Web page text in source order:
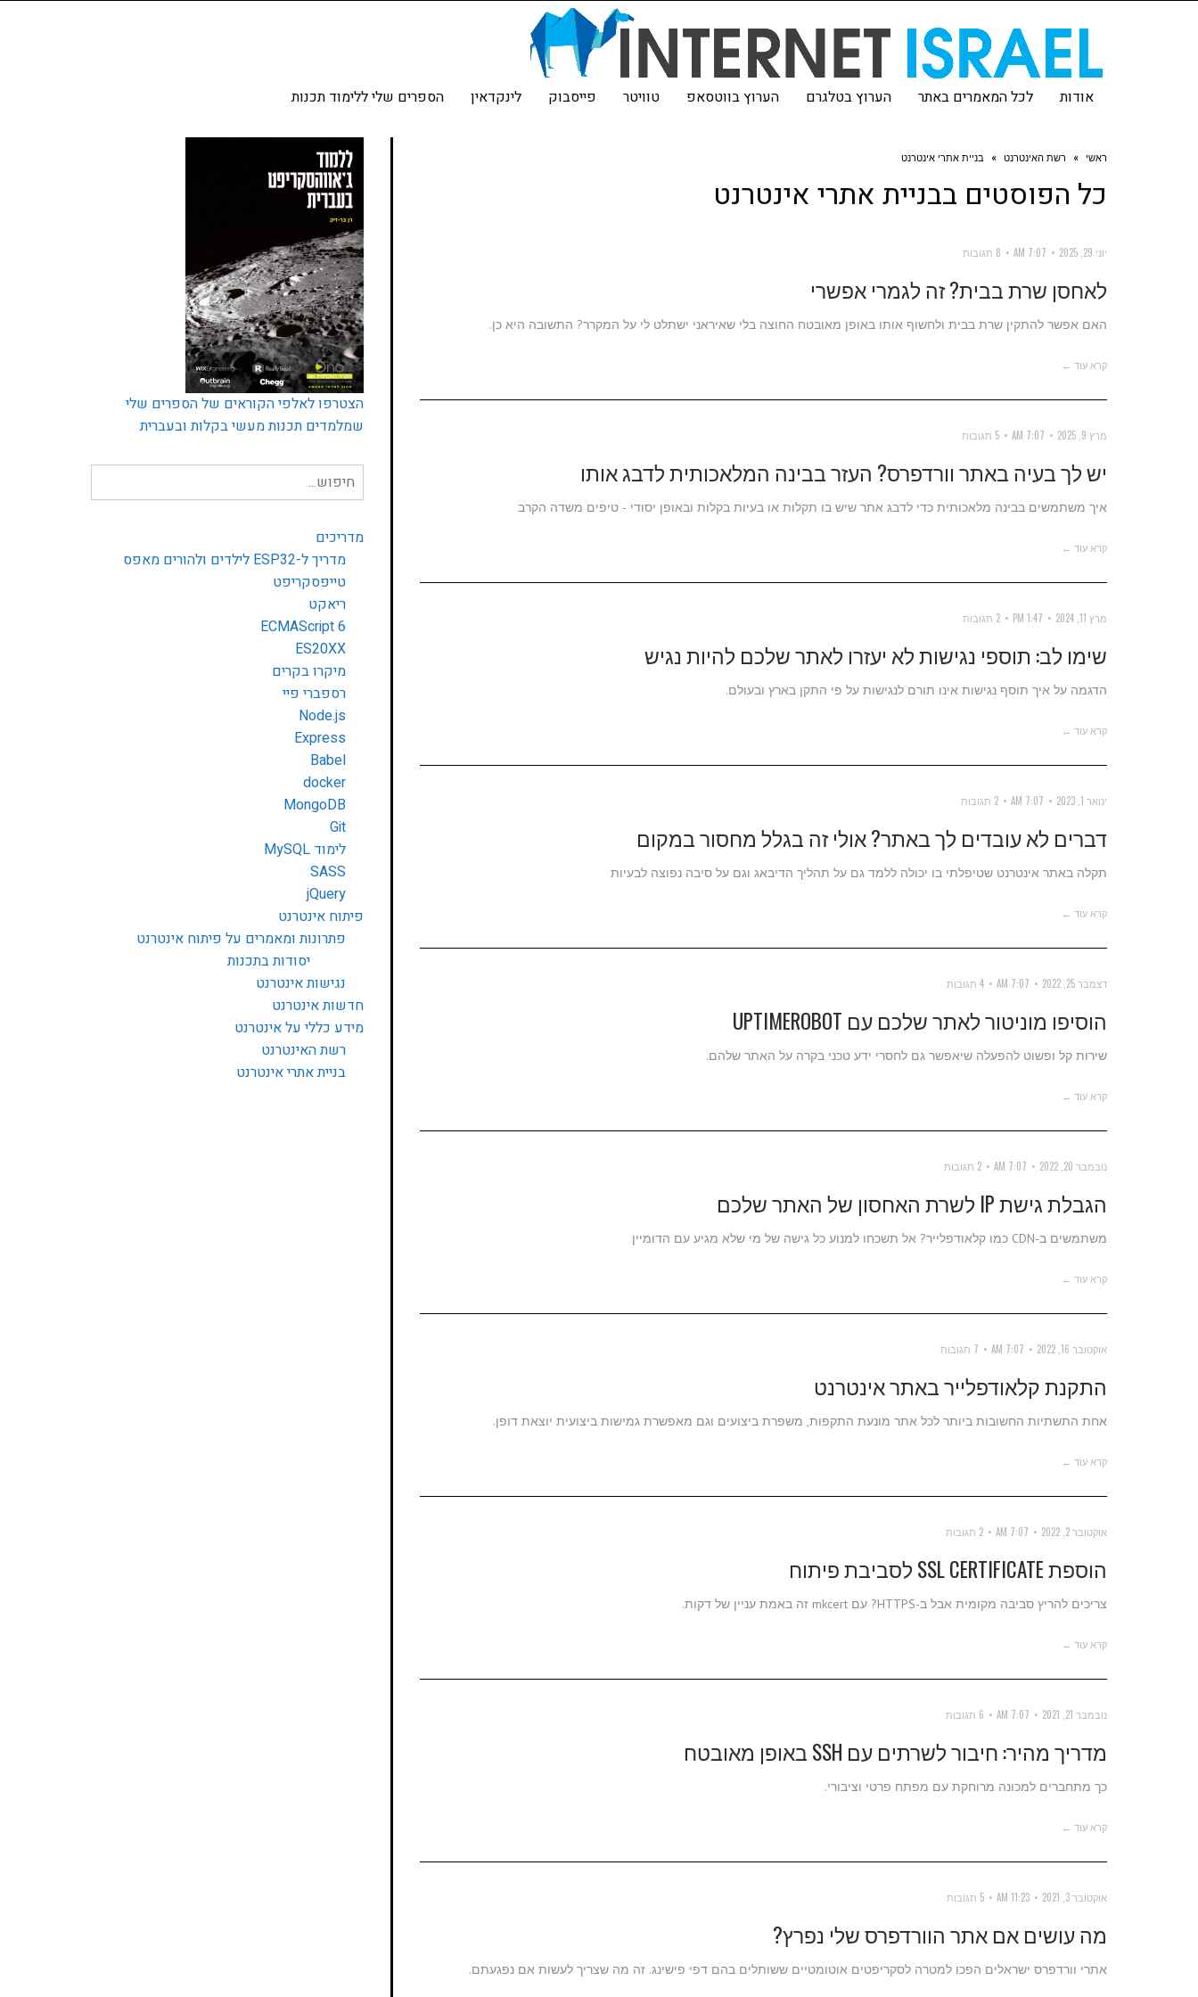
אודות לכל המאמרים באתר הערוץ בטלגרם הערוץ בווטסאפ טוויטר פייסבוק לינקדאין הספרים שלי ללימוד תכנות
ראשי » רשת האינטרנט » בניית אתרי אינטרנט
כל הפוסטים בבניית אתרי אינטרנט
יוני 29, 2025 7:07 AM 8 תגובות
לאחסן שרת בבית? זה לגמרי אפשרי
האם אפשר להתקין שרת בבית ולחשוף אותו באופן מאובטח החוצה בלי שאיראני ישתלט לי על המקרר? התשובה היא כן.
קרא עוד ←
מרץ 9, 2025 7:07 AM 5 תגובות
יש לך בעיה באתר וורדפרס? העזר בבינה המלאכותית לדבג אותו
איך משתמשים בבינה מלאכותית כדי לדבג אתר שיש בו תקלות או בעיות בקלות ובאופן יסודי - טיפים משדה הקרב
קרא עוד ←
מרץ 11, 2024 1:47 PM 2 תגובות
שימו לב: תוספי נגישות לא יעזרו לאתר שלכם להיות נגיש
הדגמה על איך תוסף נגישות אינו תורם לנגישות על פי התקן בארץ ובעולם.
קרא עוד ←
ינואר 1, 2023 7:07 AM 2 תגובות
דברים לא עובדים לך באתר? אולי זה בגלל מחסור במקום
תקלה באתר אינטרנט שטיפלתי בו יכולה ללמד גם על תהליך הדיבאג וגם על סיבה נפוצה לבעיות
קרא עוד ←
דצמבר 25, 2022 7:07 AM 4 תגובות
הוסיפו מוניטור לאתר שלכם עם UPTIMEROBOT
שירות קל ופשוט להפעלה שיאפשר גם לחסרי ידע טכני בקרה על האתר שלהם.
קרא עוד ←
נובמבר 20, 2022 7:07 AM 2 תגובות
הגבלת גישת IP לשרת האחסון של האתר שלכם
משתמשים ב-CDN כמו קלאודפלייר? אל תשכחו למנוע כל גישה של מי שלא מגיע עם הדומיין
קרא עוד ←
אוקטובר 16, 2022 7:07 AM 7 תגובות
התקנת קלאודפלייר באתר אינטרנט
אחת התשתיות החשובות ביותר לכל אתר מונעת התקפות, משפרת ביצועים וגם מאפשרת גמישות ביצועית יוצאת דופן.
קרא עוד ←
אוקטובר 2, 2022 7:07 AM 2 תגובות
הוספת SSL CERTIFICATE לסביבת פיתוח
צריכים להריץ סביבה מקומית אבל ב-HTTPS? עם mkcert זה באמת עניין של דקות.
קרא עוד ←
נובמבר 21, 2021 7:07 AM 6 תגובות
מדריך מהיר: חיבור לשרתים עם SSH באופן מאובטח
כך מתחברים למכונה מרוחקת עם מפתח פרטי וציבורי.
קרא עוד ←
אוקטובר 3, 2021 11:23 AM 5 תגובות
מה עושים אם אתר הוורדפרס שלי נפרץ?
אתרי וורדפרס ישראלים הפכו למטרה לסקריפטים אוטומטיים ששותלים בהם דפי פישינג. זה מה שצריך לעשות אם נפגעתם.
הצטרפו לאלפי הקוראים של הספרים שלי
שמלמדים תכנות מעשי בקלות ובעברית
חיפוש
עבור:
מדריכים
מדריך ל-ESP32 לילדים ולהורים מאפס
טייפסקריפט
ריאקט
ECMAScript 6
ES20XX
מיקרו בקרים
רספברי פיי
Node.js
Express
Babel
docker
MongoDB
Git
לימוד MySQL
SASS
jQuery
פיתוח אינטרנט
פתרונות ומאמרים על פיתוח אינטרנט
יסודות בתכנות
נגישות אינטרנט
חדשות אינטרנט
מידע כללי על אינטרנט
רשת האינטרנט
בניית אתרי אינטרנט